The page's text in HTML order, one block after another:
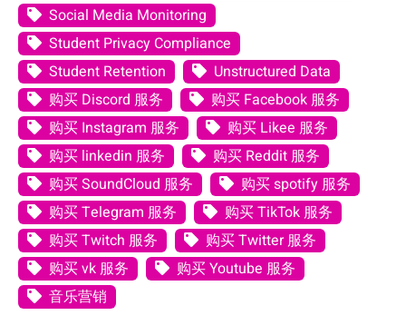
Social Media Monitoring
Student Privacy Compliance
Student Retention
Unstructured Data
购买 Discord 服务
购买 Facebook 服务
购买 Instagram 服务
购买 Likee 服务
购买 linkedin 服务
购买 Reddit 服务
购买 SoundCloud 服务
购买 spotify 服务
购买 Telegram 服务
购买 TikTok 服务
购买 Twitch 服务
购买 Twitter 服务
购买 vk 服务
购买 Youtube 服务
音乐营销